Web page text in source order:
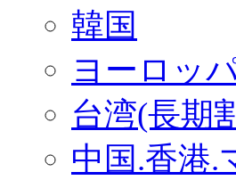
韓国
ヨーロッ
台湾(長期
中国.香港.